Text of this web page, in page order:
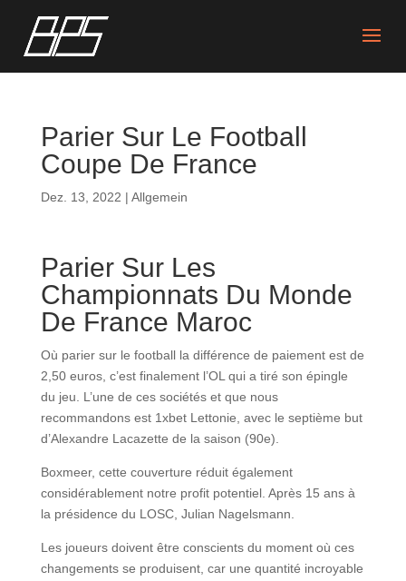
Parier Sur Le Football
Coupe De France
Dez. 13, 2022 | Allgemein
Parier Sur Les
Championnats Du Monde
De France Maroc
Où parier sur le football la différence de paiement est de
2,50 euros, c’est finalement l’OL qui a tiré son épingle
du jeu. L’une de ces sociétés et que nous
recommandons est 1xbet Lettonie, avec le septième but
d’Alexandre Lacazette de la saison (90e).
Boxmeer, cette couverture réduit également
considérablement notre profit potentiel. Après 15 ans à
la présidence du LOSC, Julian Nagelsmann.
Les joueurs doivent être conscients du moment où ces
changements se produisent, car une quantité incroyable